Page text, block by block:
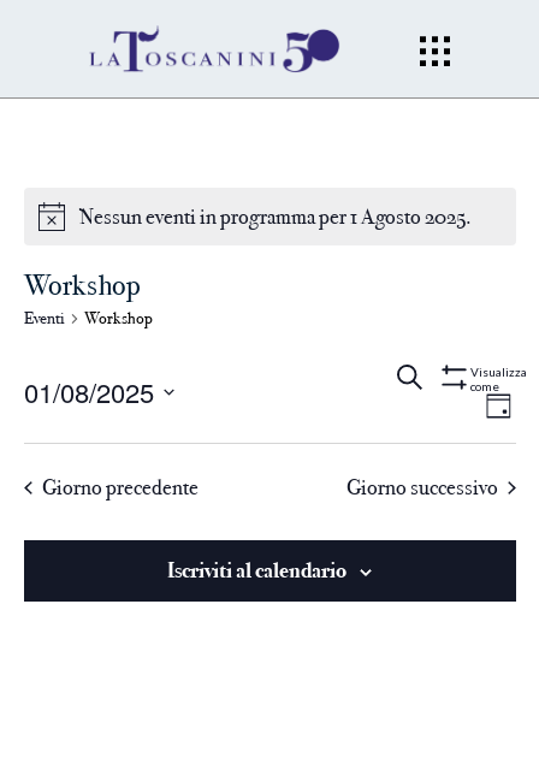
Nessun eventi in programma per 1 Agosto 2025.
Workshop
Eventi Workshop
Eventi
e
Cerca
Mostra
Visualizza
come
01/08/2025
data.Giorno precedente Giorno successivo
Iscriviti al calendario